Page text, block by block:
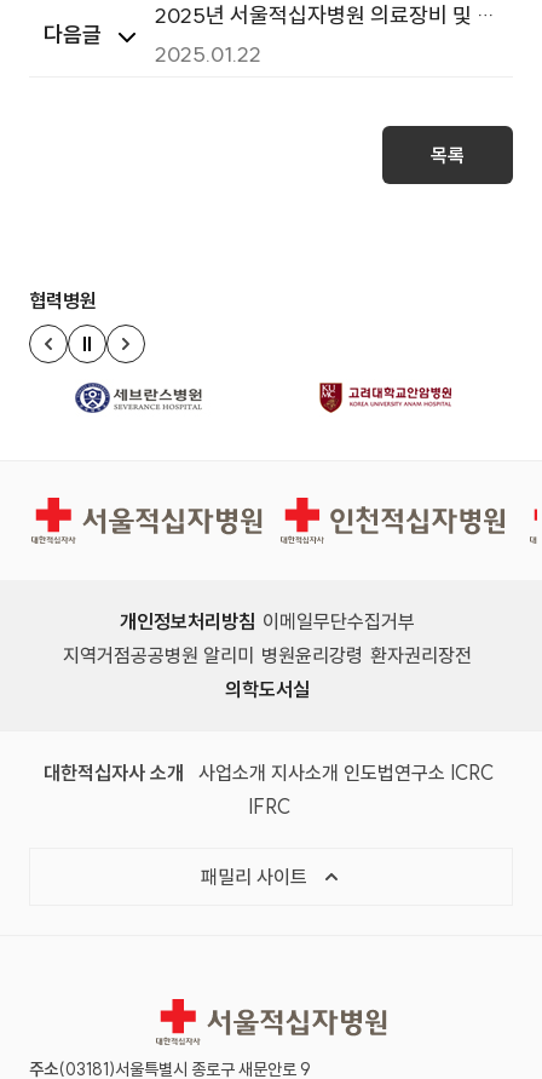
다음글
2025년 서울적십자병원 의료장비 및 불
용품 매각 공고(1차 재공고)
2025.01.22
목록
협력병원
이전 슬라이드
정지
다음 슬라이드
서울적십자병원 인천적십자병원
개인정보처리방침 이메일무단수집거부
지역거점공공병원 알리미
병원윤리강령 환자권리장전
의학도서실
대한적십자사 소개 (새 창)
사업소개 (새 창)
지사소개 (새 창)
인도법연구소 (새 창)
ICRC(국제
IFRC(국제적십자사연맹, 새 창)
패밀리 사이트 목록 열기
서울적십자병원
주소(03181)서울특별시 종로구 새문안로 9